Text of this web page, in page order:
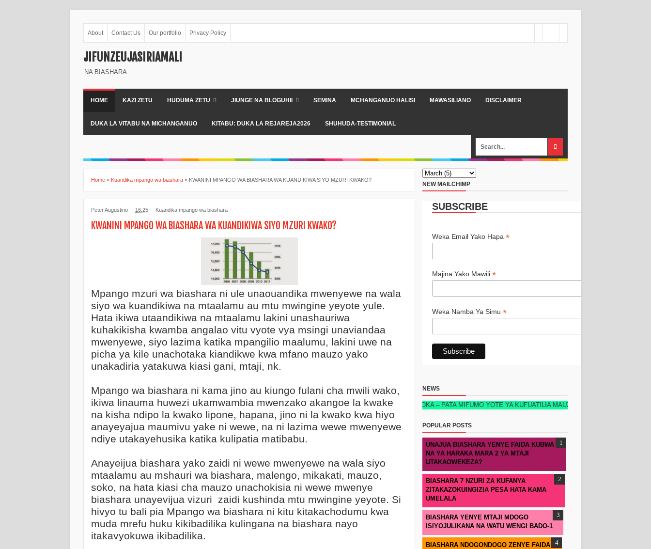
About Contact Us Our portfolio Privacy Policy
JIFUNZEUJASIRIAMALI
NA BIASHARA
HOME KAZI ZETU HUDUMA ZETU JIUNGE NA BLOGUHII SEMINA MCHANGANUO HALISI MAWASILIANO DISCLAIMER
DUKA LA VITABU NA MICHANGANUO KITABU: DUKA LA REJAREJA2026 SHUHUDA-TESTIMONIAL
Home » Kuandika mpango wa biashara » KWANINI MPANGO WA BIASHARA WA KUANDIKIWA SIYO MZURI KWAKO?
Peter Augustino 16:25 Kuandika mpango wa biashara
KWANINI MPANGO WA BIASHARA WA KUANDIKIWA SIYO MZURI KWAKO?
Mpango mzuri wa biashara ni ule unaouandika mwenyewe na wala
siyo wa kuandikiwa na mtaalamu au mtu mwingine yeyote yule.
Hata ikiwa utaandikiwa na mtaalamu lakini unashauriwa
kuhakikisha kwamba angalao vitu vyote vya msingi unaviandaa
mwenyewe, siyo lazima katika mpangilio maalumu, lakini uwe na
picha ya kile unachotaka kiandikwe kwa mfano mauzo yako
unakadiria yatakuwa kiasi gani, mtaji, nk.
Mpango wa biashara ni kama jino au kiungo fulani cha mwili wako,
ikiwa linauma huwezi ukamwambia mwenzako akangoe la kwake
na kisha ndipo la kwako lipone, hapana, jino ni la kwako kwa hiyo
anayeyajua maumivu yake ni wewe, na ni lazima wewe mwenyewe
ndiye utakayehusika katika kulipatia matibabu.
Anayeijua biashara yako zaidi ni wewe mwenyewe na wala siyo
mtaalamu au mshauri wa biashara, malengo, mikakati, mauzo,
soko, na hata kiasi cha mauzo unachokisia ni wewe mwenye
biashara unayevijua vizuri zaidi kushinda mtu mwingine yeyote. Si
hivyo tu bali pia Mpango wa biashara ni kitu kitakachodumu kwa
muda mrefu huku kikibadilika kulingana na biashara nayo
itakavyokuwa ikibadilika.
NEW MAILCHIMP
SUBSCRIBE
Weka Email Yako Hapa *
Majina Yako Mawili *
Weka Namba Ya Simu *
NEWS
KITABU: SIRI YA MAFANIKIO YA BIASHARA DUKA LA REJAREJA NEW TECH EDITION 2026 KIMETOKA – PATA MIFUMO YOTE YA KUFUATILIA MAUZO, STOKU, WATEJA & RIPOTI
POPULAR POSTS
UNAJUA BIASHARA YENYE FAIDA KUBWA
NA YA HARAKA MARA 2 YA MTAJI
UTAKAOWEKEZA?
BIASHARA 7 NZURI ZA KUFANYA
ZITAKAZOKUINGIZIA PESA HATA KAMA
UMELALA
BIASHARA YENYE MTAJI MDOGO
ISIYOJULIKANA NA WATU WENGI BADO-1
BIASHARA NDOGONDOGO ZENYE FAIDA